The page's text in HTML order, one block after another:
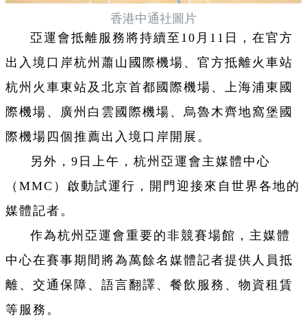
香港中通社圖片
亞運會抵離服務將持續至10月11日，在官方
出入境口岸杭州蕭山國際機場、官方抵離火車站
杭州火車東站及北京首都國際機場、上海浦東國
際機場、廣州白雲國際機場、烏魯木齊地窩堡國
際機場四個推薦出入境口岸開展。
另外，9日上午，杭州亞運會主媒體中心
（MMC）啟動試運行，開門迎接來自世界各地的
媒體記者。
作為杭州亞運會重要的非競賽場館，主媒體
中心在賽事期間將為萬餘名媒體記者提供人員抵
離、交通保障、語言翻譯、餐飲服務、物資租賃
等服務。